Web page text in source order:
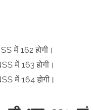
में 162 होगी।
में 163 होगी।
में 164 होगी।